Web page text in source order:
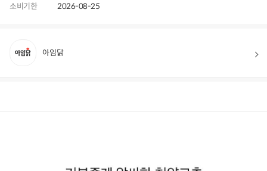
소비기한
2026-08-25
아임닭